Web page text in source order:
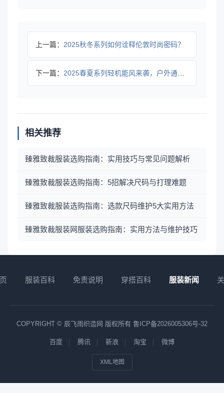
上一篇： 2025秋冬系列如何诠释伦敦时尚密码？
下一篇： 2025春夏系列轻机能风来袭，户外通勤穿搭全解析
相关推荐
臻雅致裁服装选购指南：实用技巧与常见问题解析
臻雅致裁服装选购指南：5招解决尺码与打理难题
臻雅致裁服装选购指南：选款尺码维护5大实用方法
臻雅致裁服装网服装选购指南：实用方法与维护技巧
服装百科 免责说明 穿搭百科 服装新闻
COPYRIGHT © 辰飞雨织造网 版权所有 鲁ICP备2026005306号-32
百度 腾讯 新浪 淘宝 微博
XML地图